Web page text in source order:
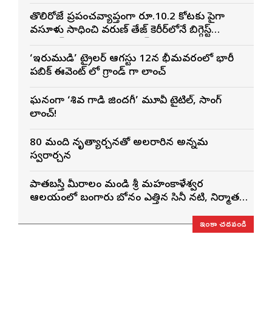
తొలిరోజే ప్రపంచవ్యాప్తంగా రూ.10.2 కోట్లకు పైగా
వసూళ్లు సాధించి వరుణ్ తేజ్ కెరీర్‌లోనే బిగ్గెస్ట్
‘ఇరుముడి’ ట్రైలర్ ఆగస్టు 12న భీమవరంలో భారీ
పబ్లిక్ ఈవెంట్ లో గ్రాండ్ గా లాంచ్
ఘనంగా ‘శివ గాడి జింద‌గీ’ మూవీ టైటిల్, సాంగ్
లాంచ్!
80 మంది నృత్యార్చనతో అలరారిన అన్నమ
స్వరార్చన
పాతబస్తీ మీరాలం మండి శ్రీ మహంకాళేశ్వర
ఆలయంలో బంగారు బోనం ఎత్తిన సినీ నటి, నిర్మాత
ఇంకా చదవండి